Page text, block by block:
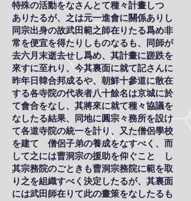
特殊の活動をなさんとて種々計畫しつゝ
ありたるが、之は元一進會に關係ありし
同宗出身の故武田範之師在りたる爲め非
常を便宜を得たりしものなるも、同師が
去六月末逝去せし爲め、其計畫に蹉跌を
來すに至れり、今其裏面に就て記さんに
昨年日韓合邦成るや、朝鮮十參道に散在
する各寺院の代表者八十餘名は京城に於
て會合をなし、其將來に就て種々協議を
なしたる結果、同地に圓宗々務所を設け
て各道寺院の統一を計り、又た僧侶學校
を建てゝ僧侶子弟の養成をなすべく、而
して之には曹洞宗の援助を仰ぐことゝし
其宗務院のごときも曹洞宗務院に範を取
り之を組織すべく決定したるが、其裏面
には武田師在りて此の畫策をなしたるも